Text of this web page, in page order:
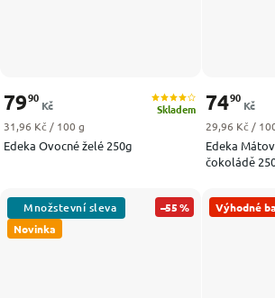
Edeka Ovocné želé 250g
Skladem
7990
Kč
Měrná cena:
31,96 Kč / 100 g
Edeka
čokoládě
7490
Kč
Měrná cena:
29,96 Kč /
Novinka
–55 % Výhodné